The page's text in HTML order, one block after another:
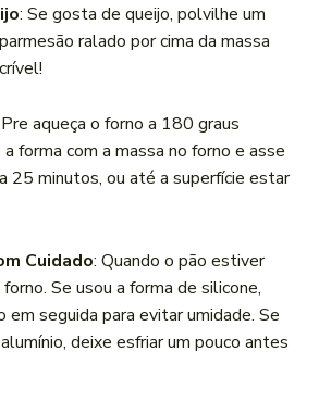
: Se gosta de queijo, polvilhe um
ralado por cima da massa
aqueça o forno a 180 graus
forma com a massa no forno e asse
25 minutos, ou até a superfície estar
Cuidado: Quando o pão estiver
Se usou a forma de silicone,
seguida para evitar umidade. Se
deixe esfriar um pouco antes